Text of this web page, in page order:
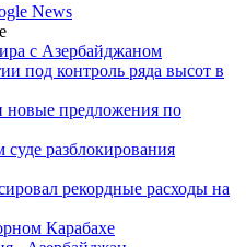
News
с Азербайджаном
под контроль ряда высот в
новые предложения по
суде разблокирования
рекордные расходы на
Карабахе